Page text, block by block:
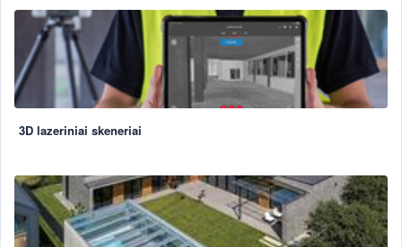
3D lazeriniai skeneriai